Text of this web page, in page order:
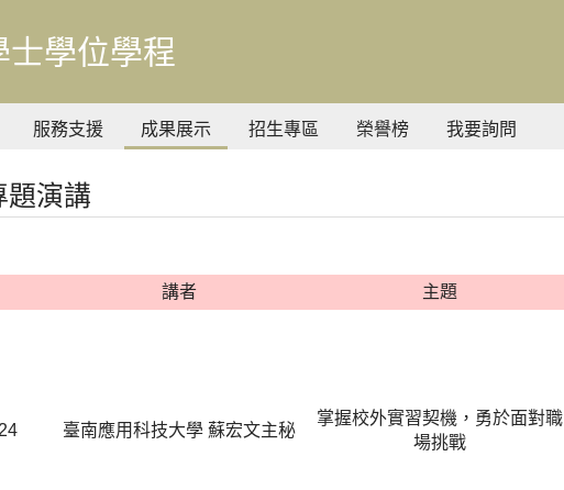
學位學程
服務支援 成果展示 招生專區 榮譽榜 我要詢問
題演講
講者 主題
臺南應用科技大學 蘇宏文主秘
掌握校外實習契機，勇於面對職
場挑戰